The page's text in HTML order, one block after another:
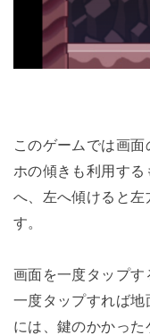
このゲームでは画
ホの傾きも利用す
へ、左へ傾けると
す。
画面を一度タップ
一度タップすれば
には、鍵のかかった